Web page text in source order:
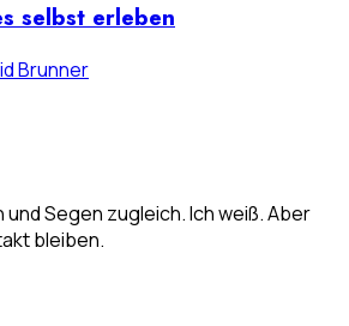
selbst erleben
Brunner
und Segen zugleich. Ich weiß. Aber
bleiben.